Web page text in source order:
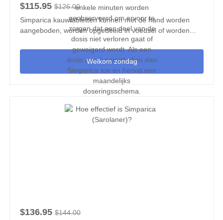
$115.95 $126.00
Simparica kauwtabletten kunnen met de hand worden
aangeboden, worden opgedeeld in voedsel of worden
toegediend volgens andere medicijnen. Er moet voor
worden gezorgd dat de volledige dosis wordt
geconsumeerd, en behandelde dieren moeten enkele
minuten worden geobserveerd om ervoor te zorgen dat
een deel van de dosis niet verloren gaat of geweigerd
wordt. Als een dosis wordt gemist, dien dan Simparica toe
en hervat een maandelijks doseringsschema.
Welkom zondag
$136.95 $144.00